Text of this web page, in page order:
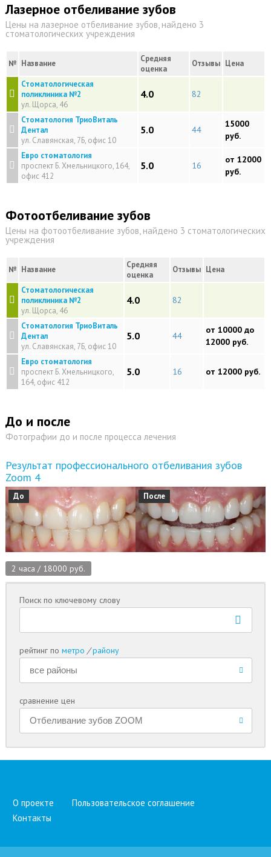
Лазерное отбеливание зубов
Цены на лазерное отбеливание зубов, найдено 3
стоматологических учреждения
№ Название
Средняя
оценка
Отзывы Цена
Стоматологическая
поликлиника №2
ул. Щорса, 46
4.0 82
Стоматология ТриоВиталь
Дентал
ул. Славянская, 7Б, офис 10
5.0 44
15000
руб.
Евро стоматология
проспект Б. Хмельницкого, 164,
офис 412
5.0 16
от 12000
руб.
Фотоотбеливание зубов
Цены на фотоотбеливание зубов, найдено 3 стоматологических
учреждения
№ Название
Средняя
оценка
Отзывы Цена
Стоматологическая
поликлиника №2
ул. Щорса, 46
4.0 82
Стоматология ТриоВиталь
Дентал
ул. Славянская, 7Б, офис 10
5.0 44
от 10000 до
12000 руб.
Евро стоматология
проспект Б. Хмельницкого,
164, офис 412
5.0 16 от 12000 руб.
До и после
Фотографии до и после процесса лечения
Результат профессионального отбеливания зубов
Zoom 4
До После
2 часа / 18000 руб.
Поиск по ключевому слову
рейтинг пометро / району
сравнение цен
О проекте
Пользовательское соглашение
Контакты